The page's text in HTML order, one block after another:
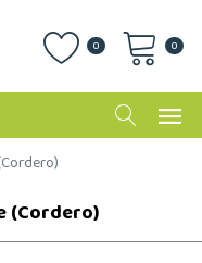
0 0
(Cordero)